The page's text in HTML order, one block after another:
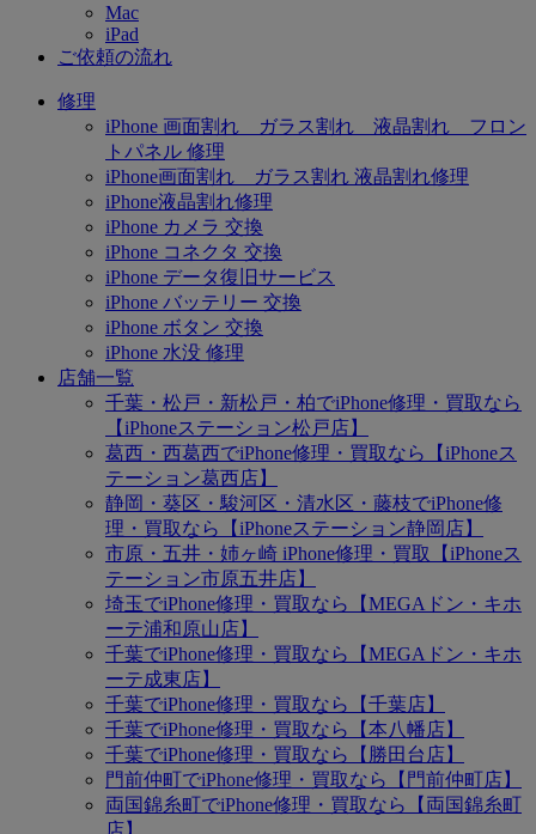
Mac
iPad
ご依頼の流れ
修理
iPhone 画面割れ ガラス割れ 液晶割れ フロン
トパネル 修理
iPhone画面割れ ガラス割れ 液晶割れ修理
iPhone液晶割れ修理
iPhone カメラ 交換
iPhone コネクタ 交換
iPhone データ復旧サービス
iPhone バッテリー 交換
iPhone ボタン 交換
iPhone 水没 修理
店舗一覧
千葉・松戸・新松戸・柏でiPhone修理・買取なら
【iPhoneステーション松戸店】
葛西・西葛西でiPhone修理・買取なら【iPhoneス
テーション葛西店】
静岡・葵区・駿河区・清水区・藤枝でiPhone修
理・買取なら【iPhoneステーション静岡店】
市原・五井・姉ヶ崎 iPhone修理・買取【iPhoneス
テーション市原五井店】
埼玉でiPhone修理・買取なら【MEGAドン・キホ
ーテ浦和原山店】
千葉でiPhone修理・買取なら【MEGAドン・キホ
ーテ成東店】
千葉でiPhone修理・買取なら【千葉店】
千葉でiPhone修理・買取なら【本八幡店】
千葉でiPhone修理・買取なら【勝田台店】
門前仲町でiPhone修理・買取なら【門前仲町店】
両国錦糸町でiPhone修理・買取なら【両国錦糸町
店】